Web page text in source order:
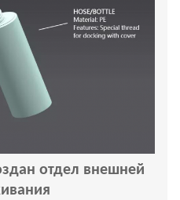
отдел внешней